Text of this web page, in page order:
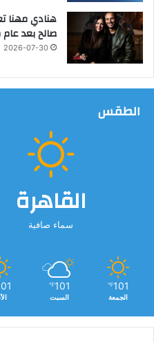
ا
ل
ا
م
هنادي مهنا
صالح بعد
2026-07-30
الطقس
القاهرة
سماء صافية
101
℉
الجمعة
101
℉
السبت